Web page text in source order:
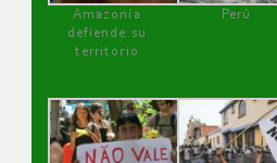
Amazonía
defiende su
territorio
Perú